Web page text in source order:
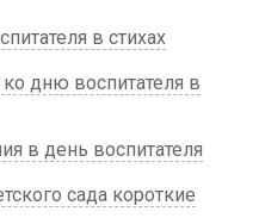
в стихах
дню воспитателя в
в день воспитателя
сада короткие